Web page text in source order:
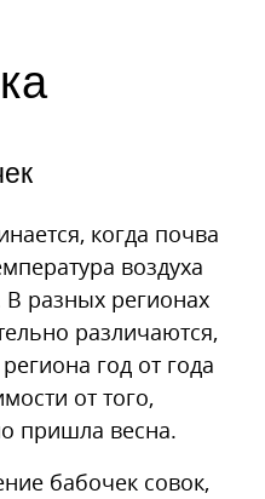
когда почва
воздуха
В разных регионах
различаются,
год от года
от того,
пришла весна.
бабочек совок,